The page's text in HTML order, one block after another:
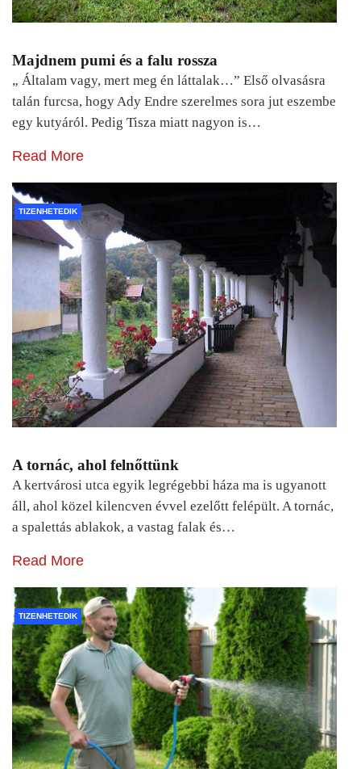
Majdnem pumi és a falu rossza
„ Általam vagy, mert meg én láttalak…” Első olvasásra
talán furcsa, hogy Ady Endre szerelmes sora jut eszembe
egy kutyáról. Pedig Tisza miatt nagyon is…
Read More
TIZENHETEDIK
A tornác, ahol felnőttünk
A kertvárosi utca egyik legrégebbi háza ma is ugyanott
áll, ahol közel kilencven évvel ezelőtt felépült. A tornác,
a spalettás ablakok, a vastag falak és…
Read More
TIZENHETEDIK